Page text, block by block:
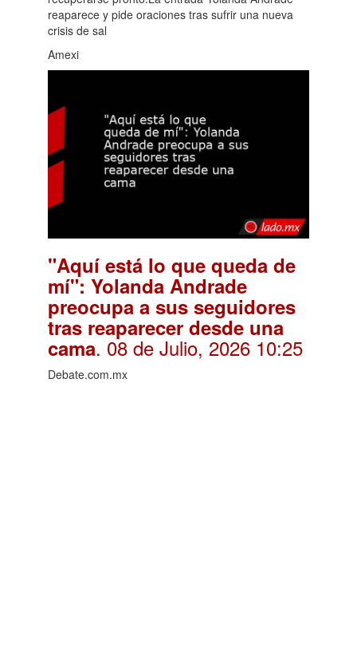
reaparece y pide oraciones tras sufrir una nueva
crisis de sal
Amexi
"Aquí está lo que queda de
mí": Yolanda Andrade
preocupa a sus seguidores
tras reaparecer desde una
cama. 08 de Julio, 2026 10:25
Debate.com.mx